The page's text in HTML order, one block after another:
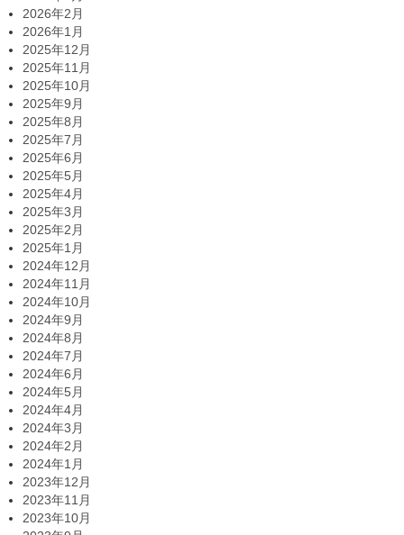
2026年2月
2026年1月
2025年12月
2025年11月
2025年10月
2025年9月
2025年8月
2025年7月
2025年6月
2025年5月
2025年4月
2025年3月
2025年2月
2025年1月
2024年12月
2024年11月
2024年10月
2024年9月
2024年8月
2024年7月
2024年6月
2024年5月
2024年4月
2024年3月
2024年2月
2024年1月
2023年12月
2023年11月
2023年10月